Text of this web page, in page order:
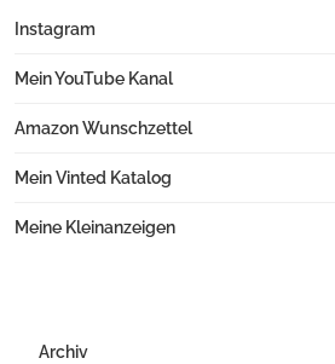
Instagram
Mein YouTube Kanal
Amazon Wunschzettel
Mein Vinted Katalog
Meine Kleinanzeigen
Archiv